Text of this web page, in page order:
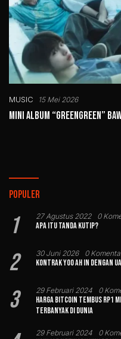
MUSIC 15 Mei 2026
Mini Album “GREENGREEN”
Populer
1 27 Agustus 2022 0
Apa Itu Tanda Kutip?
2 30 Juni 2026 0
Kontrak Yoo Ah In dengan
3 29 Februari 2024 0
Harga Bitcoin Tembus Rp1
Terbanyak di Dunia
29 Februari 2024 0